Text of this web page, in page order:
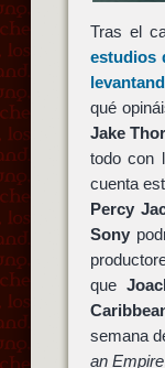
Tras el
estudios
qué
Jake
todo con
cuenta
Percy
Sony
que
semana
an Empire